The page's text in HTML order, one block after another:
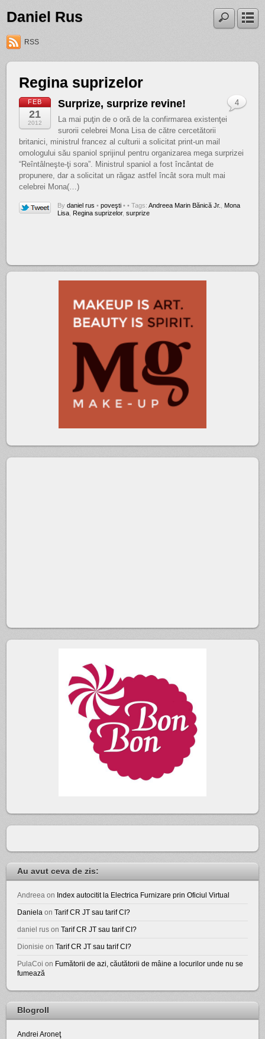
Daniel Rus
RSS
Regina suprizelor
FEB
21
2012
Surprize, surprize revine!
La mai puţin de o oră de la confirmarea existenţei
surorii celebrei Mona Lisa de către cercetătorii
britanici, ministrul francez al culturii a solicitat print-un mail
omologului său spaniol sprijinul pentru organizarea mega surprizei
“Reîntâlneşte-ţi sora”. Ministrul spaniol a fost încântat de
propunere, dar a solicitat un răgaz astfel încât sora mult mai
celebrei Mona(…)
Bydaniel rus • poveşti •
4
• Tags:Andreea Marin Bănică Jr.
Mona
Lisa Regina suprizelor,surprize
Au avut ceva de zis:
Andreea on Index autocitit la Electrica Furnizare prin Oficiul Virtual
Daniela onTarif CR JT sau tarif CI?
daniel rus onTarif CR JT sau tarif CI?
Dionisie onTarif CR JT sau tarif CI?
PulaCoi on Fumătorii de azi, căutătorii de mâine a locurilor unde nu se
fumează
Blogroll
Andrei Aroneţ